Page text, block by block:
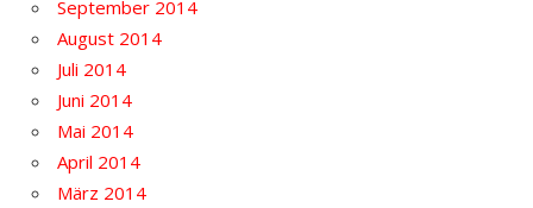
September 2014
August 2014
Juli 2014
Juni 2014
Mai 2014
April 2014
März 2014